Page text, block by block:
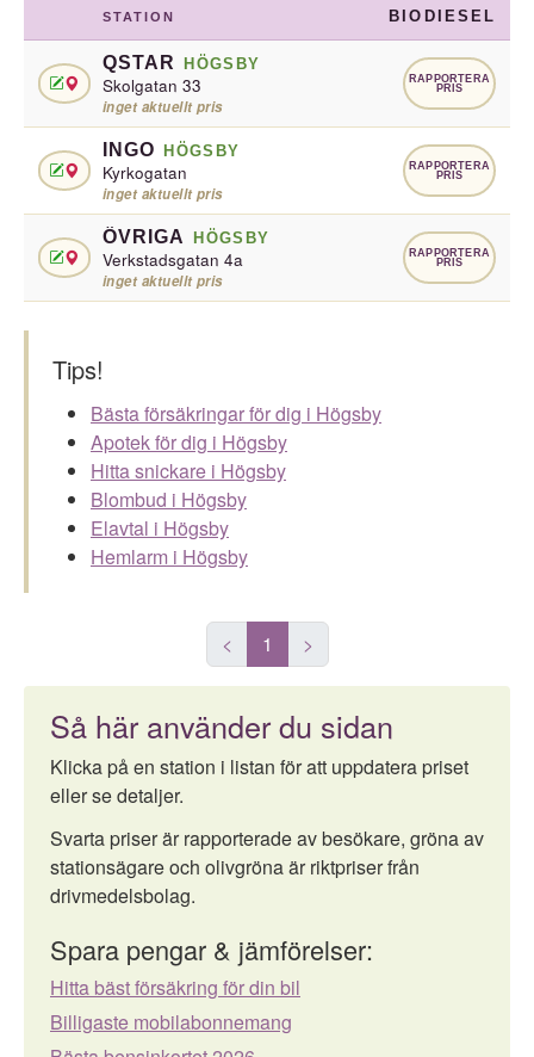
STATION BIODIESEL
QSTAR HÖGSBY
Skolgatan 33
inget aktuellt pris
RAPPORTERA
PRIS
INGO HÖGSBY
Kyrkogatan
inget aktuellt pris
RAPPORTERA
PRIS
ÖVRIGA HÖGSBY
Verkstadsgatan 4a
inget aktuellt pris
RAPPORTERA
PRIS
Tips!
Bästa försäkringar för dig i Högsby
Apotek för dig i Högsby
Hitta snickare i Högsby
Blombud i Högsby
Elavtal i Högsby
Hemlarm i Högsby
< 1 >
Så här använder du sidan
Klicka på en station i listan för att uppdatera priset
eller se detaljer.
Svarta priser är rapporterade av besökare, gröna av
stationsägare och olivgröna är riktpriser från
drivmedelsbolag.
Spara pengar & jämförelser:
Hitta bäst försäkring för din bil
Billigaste mobilabonnemang